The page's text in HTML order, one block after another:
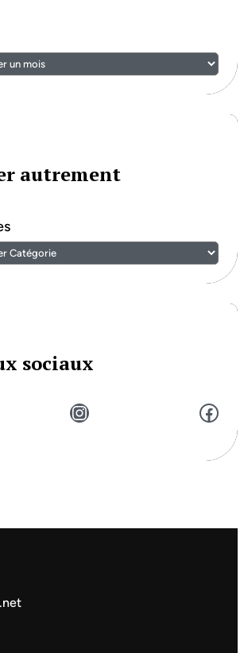
autrement
sociaux
Instagram Facebook